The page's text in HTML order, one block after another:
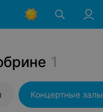
1
Концертные залы